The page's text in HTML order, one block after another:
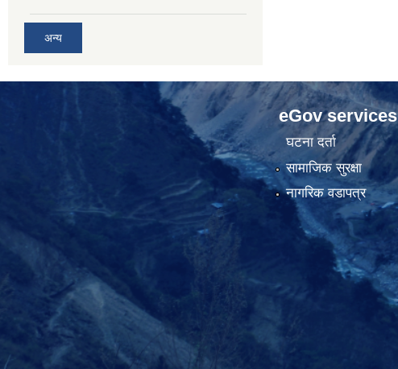
अन्य
eGov services
घटना दर्ता
सामाजिक सुरक्षा
नागरिक वडापत्र